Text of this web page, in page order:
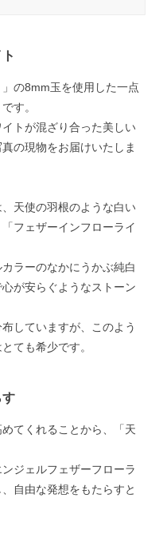
」の8mm玉を使用した一点
す。
トが混ざり合った美しい
の現物をお届けいたしま
天使の羽根のような白い
フェザーインフローライ
ラーのなかにうかぶ純白
が安らぐようなストーン
していますが、このよう
ても希少です。
す
てくれることから、「天
ジェルフェザーフローラ
自由な発想をもたらすと